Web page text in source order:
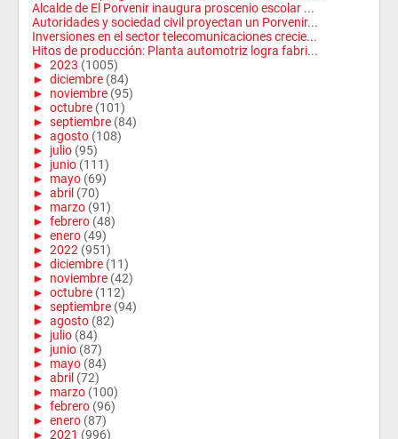
Alcalde de El Porvenir inaugura proscenio escolar ...
Autoridades y sociedad civil proyectan un Porvenir...
Inversiones en el sector telecomunicaciones crecie...
Hitos de producción: Planta automotriz logra fabri...
► 2023 (1005)
► diciembre (84)
► noviembre (95)
► octubre (101)
► septiembre (84)
► agosto (108)
► julio (95)
► junio (111)
► mayo (69)
► abril (70)
► marzo (91)
► febrero (48)
► enero (49)
► 2022 (951)
► diciembre (11)
► noviembre (42)
► octubre (112)
► septiembre (94)
► agosto (82)
► julio (84)
► junio (87)
► mayo (84)
► abril (72)
► marzo (100)
► febrero (96)
► enero (87)
► 2021 (996)